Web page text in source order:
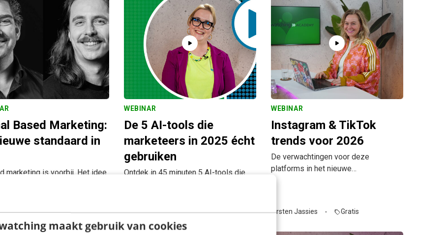
maakt gebruik van cookies
Based Marketing:
standaard in
marketing is voorbij. Het idee
& Laurens Spijkers
45 min
WEBINAR
De 5 AI-tools die
marketeers in 2025 écht
gebruiken
Ontdek in 45 minuten 5 AI-tools die
Kim Pot sellGratis
WEBINAR
Instagram & TikTok
trends voor 2026
De verwachtingen voor deze
platforms in het nieuwe…
Kirsten Jassies sellGratis